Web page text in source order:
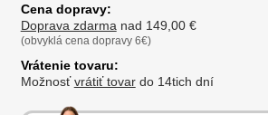
Cena dopravy:
Doprava zdarma nad 149,00 €
(obvyklá cena dopravy 6€)
Vrátenie tovaru:
Možnosťvrátiť tovardo 14tich dní